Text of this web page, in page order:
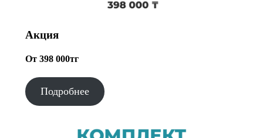
Акция
От 398 000тг
Подробнее